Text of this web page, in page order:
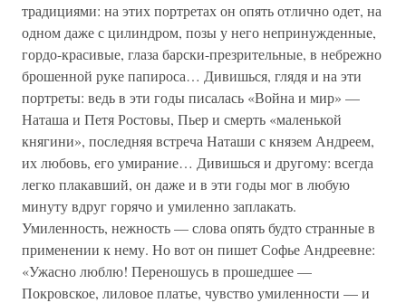
традициями: на этих портретах он опять отлично одет, на
одном даже с цилиндром, позы у него непринужденные,
гордо-красивые, глаза барски-презрительные, в небрежно
брошенной руке папироса… Дивишься, глядя и на эти
портреты: ведь в эти годы писалась «Война и мир» —
Наташа и Петя Ростовы, Пьер и смерть «маленькой
княгини», последняя встреча Наташи с князем Андреем,
их любовь, его умирание… Дивишься и другому: всегда
легко плакавший, он даже и в эти годы мог в любую
минуту вдруг горячо и умиленно заплакать.
Умиленность, нежность — слова опять будто странные в
применении к нему. Но вот он пишет Софье Андреевне:
«Ужасно люблю! Переношусь в прошедшее —
Покровское, лиловое платье, чувство умиленности — и